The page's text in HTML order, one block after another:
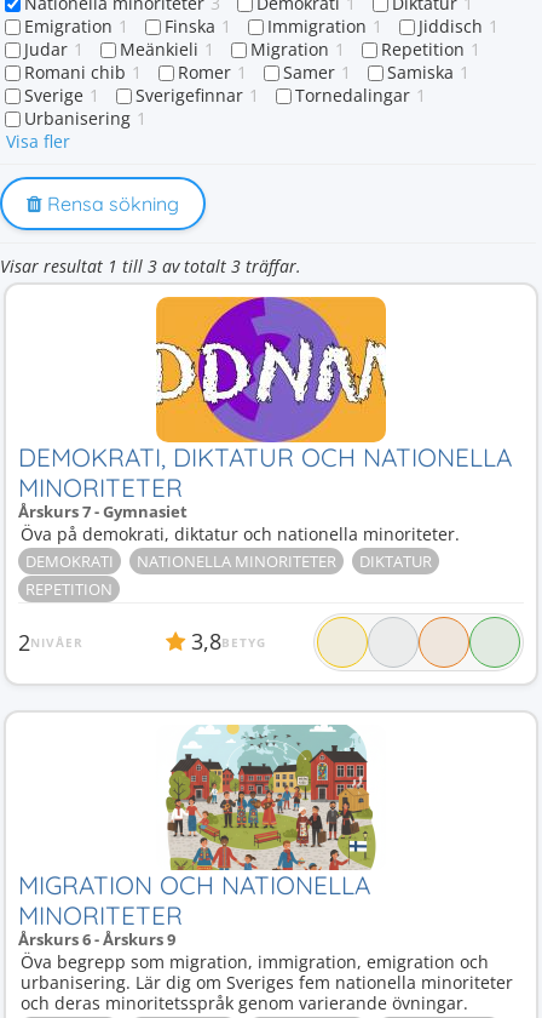
Emigration 1 Finska 1 Immigration 1 Jiddisch 1
Judar 1 Meänkieli 1 Migration 1 Repetition 1
Romani chib 1 Romer 1 Samer 1 Samiska 1
Sverige 1 Sverigefinnar 1 Tornedalingar 1
Urbanisering 1
Visa fler
Rensa sökning
Visar resultat 1 till 3 av totalt 3 träffar.
DEMOKRATI, DIKTATUR OCH NATIONELLA
MINORITETER
Årskurs 7 - Gymnasiet
Öva på demokrati, diktatur och nationella minoriteter.
DEMOKRATI NATIONELLA MINORITETER
DIKTATUR
REPETITION
2NIVÅER 3,8BETYG
MIGRATION OCH NATIONELLA
MINORITETER
Årskurs 6 - Årskurs 9
Öva begrepp som migration, immigration, emigration och
urbanisering. Lär dig om Sveriges fem nationella minoriteter
och deras minoritetsspråk genom varierande övningar.